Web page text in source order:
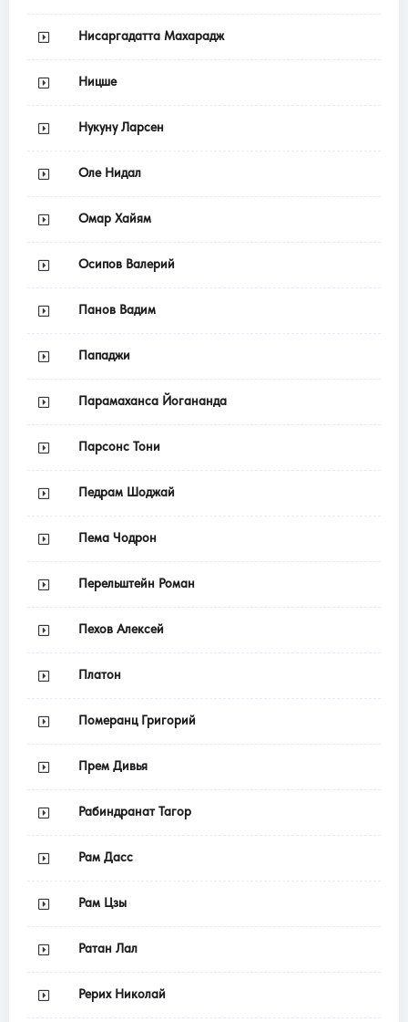
Нисаргадатта Махарадж
Ницше
Нукуну Ларсен
Оле Нидал
Омар Хайям
Осипов Валерий
Панов Вадим
Пападжи
Парамаханса Йогананда
Парсонс Тони
Педрам Шоджай
Пема Чодрон
Перельштейн Роман
Пехов Алексей
Платон
Померанц Григорий
Прем Дивья
Рабиндранат Тагор
Рам Дасс
Рам Цзы
Ратан Лал
Рерих Николай